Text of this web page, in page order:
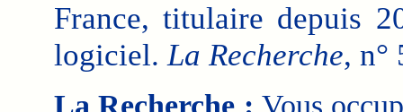
France, titulaire depuis
logiciel.La Recherche, n°
La Recherche : Vous